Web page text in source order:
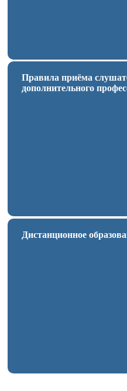
Правила приёма
дополнительного
Дистанционное